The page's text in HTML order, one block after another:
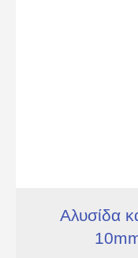
Αλυσίδα